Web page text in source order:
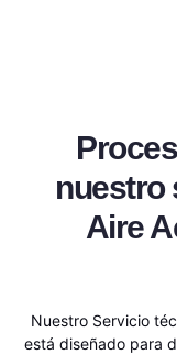
nuestro
Aire
Nuestro Servicio
está diseñado para